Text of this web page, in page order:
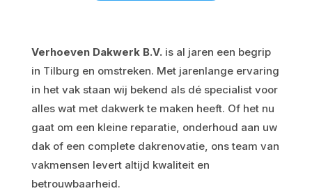
Verhoeven Dakwerk B.V. is al jaren een begrip
in Tilburg en omstreken. Met jarenlange ervaring
in het vak staan wij bekend als dé specialist voor
alles wat met dakwerk te maken heeft. Of het nu
gaat om een kleine reparatie, onderhoud aan uw
dak of een complete dakrenovatie, ons team van
vakmensen levert altijd kwaliteit en
betrouwbaarheid.